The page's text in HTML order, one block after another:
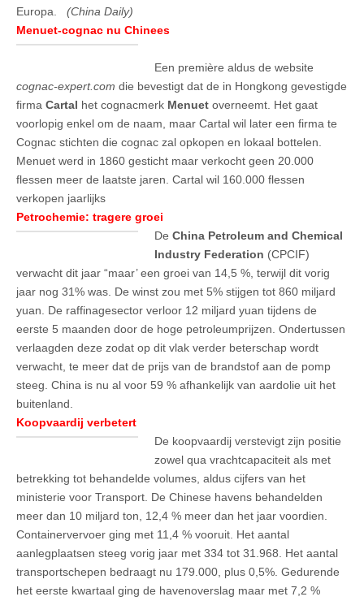
Europa. (China Daily)
Menuet-cognac nu Chinees
Een première aldus de website
cognac-expert.com die bevestigt dat de in Hongkong gevestigde
firma Cartal het cognacmerk Menuet overneemt. Het gaat
voorlopig enkel om de naam, maar Cartal wil later een firma te
Cognac stichten die cognac zal opkopen en lokaal bottelen.
Menuet werd in 1860 gesticht maar verkocht geen 20.000
flessen meer de laatste jaren. Cartal wil 160.000 flessen
verkopen jaarlijks
Petrochemie: tragere groei
De China Petroleum and Chemical
Industry Federation (CPCIF)
verwacht dit jaar “maar’ een groei van 14,5 %, terwijl dit vorig
jaar nog 31% was. De winst zou met 5% stijgen tot 860 miljard
yuan. De raffinagesector verloor 12 miljard yuan tijdens de
eerste 5 maanden door de hoge petroleumprijzen. Ondertussen
verlaagden deze zodat op dit vlak verder beterschap wordt
verwacht, te meer dat de prijs van de brandstof aan de pomp
steeg. China is nu al voor 59 % afhankelijk van aardolie uit het
buitenland.
Koopvaardij verbetert
De koopvaardij verstevigt zijn positie
zowel qua vrachtcapaciteit als met
betrekking tot behandelde volumes, aldus cijfers van het
ministerie voor Transport. De Chinese havens behandelden
meer dan 10 miljard ton, 12,4 % meer dan het jaar voordien.
Containervervoer ging met 11,4 % vooruit. Het aantal
aanlegplaatsen steeg vorig jaar met 334 tot 31.968. Het aantal
transportschepen bedraagt nu 179.000, plus 0,5%. Gedurende
het eerste kwartaal ging de havenoverslag maar met 7,2 %